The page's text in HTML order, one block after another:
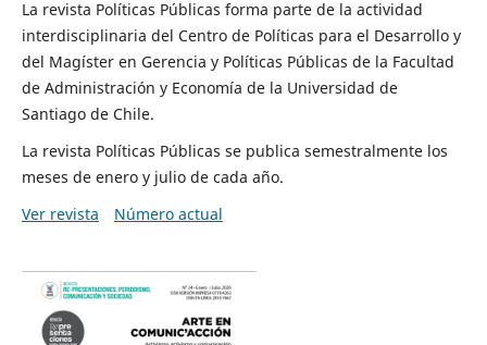
La revista Políticas Públicas forma parte de la actividad
interdisciplinaria del Centro de Políticas para el Desarrollo y
del Magíster en Gerencia y Políticas Públicas de la Facultad
de Administración y Economía de la Universidad de
Santiago de Chile.
La revista Políticas Públicas se publica semestralmente los
meses de enero y julio de cada año.
Ver revista
Número actual